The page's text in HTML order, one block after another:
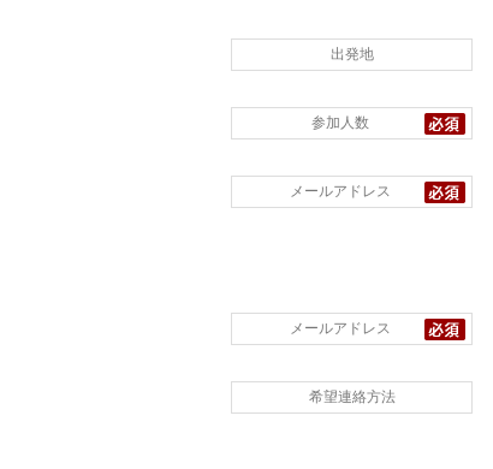
出発地
参加人数
メールアドレス
メールアドレス
希望連絡方法